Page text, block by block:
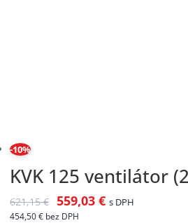
-10%
KVK 125 ventilátor
621,15€ 559,03 € s DPH
454,50€ bez DPH